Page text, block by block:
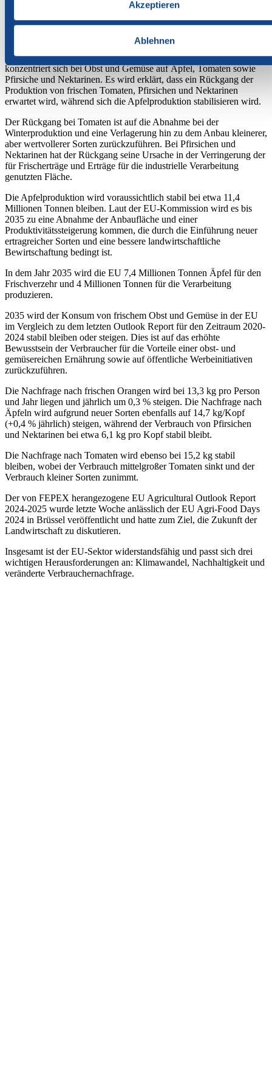
Akzeptieren
Ablehnen
gesunden Ernährung stärker bewusst sind, so der von der EU-
2035.
Der Bericht erläutert die Trends bei Produktion, Export, Import und
Konsum von EU-Agrarprodukten von 2024 bis 2035 und
konzentriert sich bei Obst und Gemüse auf Äpfel, Tomaten sowie
Pfirsiche und Nektarinen. Es wird erklärt, dass ein Rückgang der
Produktion von frischen Tomaten, Pfirsichen und Nektarinen
erwartet wird, während sich die Apfelproduktion stabilisieren wird.
Der Rückgang bei Tomaten ist auf die Abnahme bei der
Winterproduktion und eine Verlagerung hin zu dem Anbau kleinerer,
aber wertvollerer Sorten zurückzuführen. Bei Pfirsichen und
Nektarinen hat der Rückgang seine Ursache in der Verringerung der
für Frischerträge und Erträge für die industrielle Verarbeitung
genutzten Fläche.
Die Apfelproduktion wird voraussichtlich stabil bei etwa 11,4
Millionen Tonnen bleiben. Laut der EU-Kommission wird es bis
2035 zu eine Abnahme der Anbaufläche und einer
Produktivitätssteigerung kommen, die durch die Einführung neuer
ertragreicher Sorten und eine bessere landwirtschaftliche
Bewirtschaftung bedingt ist.
In dem Jahr 2035 wird die EU 7,4 Millionen Tonnen Äpfel für den
Frischverzehr und 4 Millionen Tonnen für die Verarbeitung
produzieren.
2035 wird der Konsum von frischem Obst und Gemüse in der EU
im Vergleich zu dem letzten Outlook Report für den Zeitraum 2020-
2024 stabil bleiben oder steigen. Dies ist auf das erhöhte
Bewusstsein der Verbraucher für die Vorteile einer obst- und
gemüsereichen Ernährung sowie auf öffentliche Werbeinitiativen
zurückzuführen.
Die Nachfrage nach frischen Orangen wird bei 13,3 kg pro Person
und Jahr liegen und jährlich um 0,3 % steigen. Die Nachfrage nach
Äpfeln wird aufgrund neuer Sorten ebenfalls auf 14,7 kg/Kopf
(+0,4 % jährlich) steigen, während der Verbrauch von Pfirsichen
und Nektarinen bei etwa 6,1 kg pro Kopf stabil bleibt.
Die Nachfrage nach Tomaten wird ebenso bei 15,2 kg stabil
bleiben, wobei der Verbrauch mittelgroßer Tomaten sinkt und der
Verbrauch kleiner Sorten zunimmt.
Der von FEPEX herangezogene EU Agricultural Outlook Report
2024-2025 wurde letzte Woche anlässlich der EU Agri-Food Days
2024 in Brüssel veröffentlicht und hatte zum Ziel, die Zukunft der
Landwirtschaft zu diskutieren.
Insgesamt ist der EU-Sektor widerstandsfähig und passt sich drei
wichtigen Herausforderungen an: Klimawandel, Nachhaltigkeit und
veränderte Verbrauchernachfrage.